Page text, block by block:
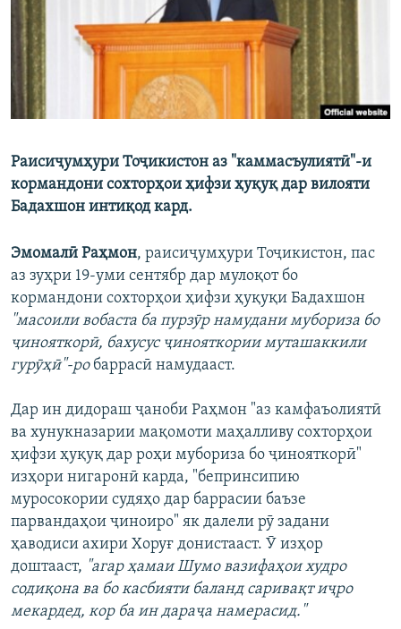
ГУЗОРИШҲОИ РАДИОӢ
Русский
ПАЙГИРӢ КУНЕД
Ҳамаи сомонаҳои RFE/RL
Раисиҷумҳури Тоҷикистон аз "каммасъулиятӣ"-и
кормандони сохторҳои ҳифзи ҳуқуқ дар вилояти
Бадахшон интиқод кард.
Эмомалӣ Раҳмон, раисиҷумҳури Тоҷикистон, пас
аз зуҳри 19-уми сентябр дар мулоқот бо
кормандони сохторҳои ҳифзи ҳуқуқи Бадахшон
"масоили вобаста ба пурзӯр намудани мубориза бо
ҷинояткорӣ, бахусус ҷинояткории муташаккили
гурӯҳӣ"-ро баррасӣ намудааст.
Дар ин дидораш ҷаноби Раҳмон "аз камфаъолиятӣ
ва хунукназарии мақомоти маҳалливу сохторҳои
ҳифзи ҳуқуқ дар роҳи мубориза бо ҷинояткорӣ"
изҳори нигаронӣ карда, "бепринсипию
муросокории судяҳо дар баррасии баъзе
парвандаҳои ҷиноиро" як далели рӯ задани
ҳаводиси ахири Хоруғ донистааст. Ӯ изҳор
доштааст, "агар ҳамаи Шумо вазифаҳои худро
содиқона ва бо касбияти баланд саривақт иҷро
мекардед, кор ба ин дараҷа намерасид."